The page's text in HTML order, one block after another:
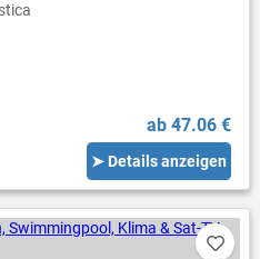
ab 47.06 €
➤ Details anzeigen